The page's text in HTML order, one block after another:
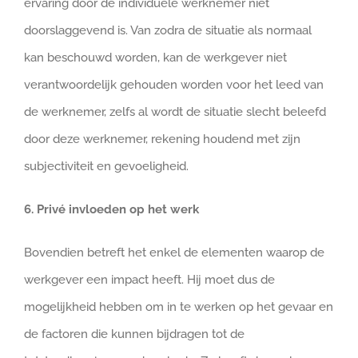
ervaring door de individuele werknemer niet
doorslaggevend is. Van zodra de situatie als normaal
kan beschouwd worden, kan de werkgever niet
verantwoordelijk gehouden worden voor het leed van
de werknemer, zelfs al wordt de situatie slecht beleefd
door deze werknemer, rekening houdend met zijn
subjectiviteit en gevoeligheid.
6. Privé invloeden op het werk
Bovendien betreft het enkel de elementen waarop de
werkgever een impact heeft. Hij moet dus de
mogelijkheid hebben om in te werken op het gevaar en
de factoren die kunnen bijdragen tot de